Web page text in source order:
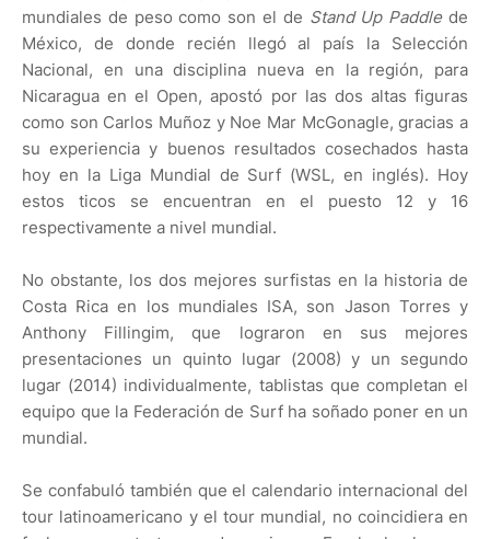
mundiales de peso como son el de Stand Up Paddlede
México, de donde recién llegó al país la Selección
Nacional, en una disciplina nueva en la región, para
Nicaragua en el Open, apostó por las dos altas figuras
como son Carlos Muñoz y Noe Mar McGonagle, gracias a
su experiencia y buenos resultados cosechados hasta
hoy en la Liga Mundial de Surf (WSL, en inglés). Hoy
estos ticos se encuentran en el puesto 12 y 16
respectivamente a nivel mundial.
No obstante, los dos mejores surfistas en la historia de
Costa Rica en los mundiales ISA, son Jason Torres y
Anthony Fillingim, que lograron en sus mejores
presentaciones un quinto lugar (2008) y un segundo
lugar (2014) individualmente, tablistas que completan el
equipo que la Federación de Surf ha soñado poner en un
mundial.
Se confabuló también que el calendario internacional del
tour latinoamericano y el tour mundial, no coincidiera en